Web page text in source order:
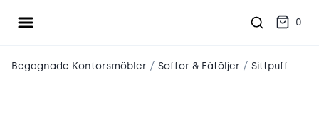
Öppna meny 0
Begagnade Kontorsmöbler / Soffor & Fåtöljer / Sittpuff